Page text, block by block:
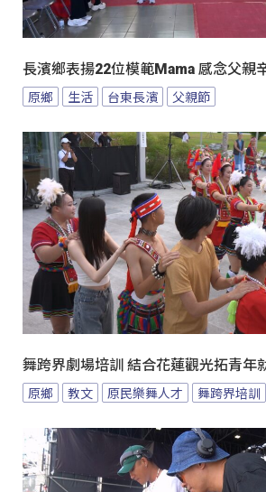
長濱鄉表揚22位模範Mama 感念父親
原鄉 生活 台東長濱 父親節
舞跨界劇場培訓 結合花蓮觀光拓青年
原鄉 教文 原民樂舞人才 舞跨界培訓